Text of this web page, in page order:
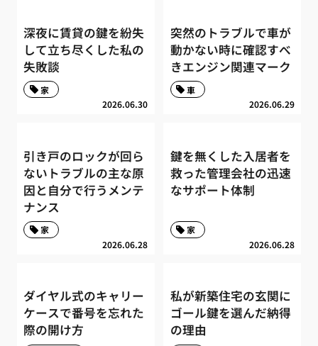
深夜に賃貸の鍵を紛失
して立ち尽くした私の
失敗談
2026.06.30
家
突然のトラブルで車が
動かない時に確認すべ
きエンジン関連マーク
2026.06.29
車
引き戸のロックが回ら
ないトラブルの主な原
因と自分で行うメンテ
ナンス
2026.06.28
家
鍵を無くした入居者を
救った管理会社の迅速
なサポート体制
2026.06.28
家
ダイヤル式のキャリー
ケースで番号を忘れた
際の開け方
私が新築住宅の玄関に
ゴール鍵を選んだ納得
の理由